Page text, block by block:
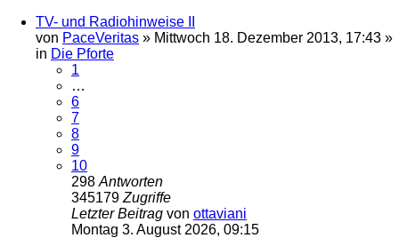
TV- und Radiohinweise II
von PaceVeritas » Mittwoch 18. Dezember 2013, 17:43 »
in Die Pforte
1
…
6
7
8
9
10
298 Antworten
345179 Zugriffe
Letzter Beitrag von ottaviani
Montag 3. August 2026, 09:15